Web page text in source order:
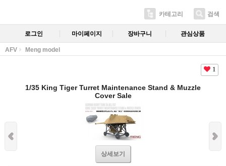
카테고리 검색
로그인 마이페이지 장바구니 관심상품
AFV Meng model
1
1/35 King Tiger Turret Maintenance Stand & Muzzle
Cover Sale
상세보기